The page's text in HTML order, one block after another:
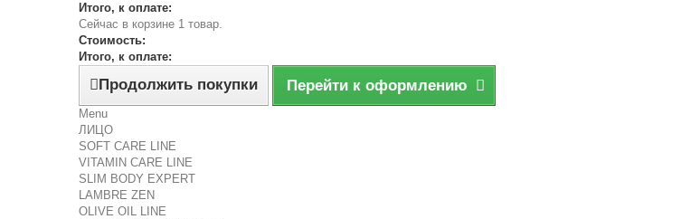
Итого, к оплате:
Сейчас в корзине 1 товар.
Стоимость:
Итого, к оплате:
Продолжить покупки Перейти к оформлению
Menu
ЛИЦО
SOFT CARE LINE
VITAMIN CARE LINE
SLIM BODY EXPERT
LAMBRE ZEN
OLIVE OIL LINE